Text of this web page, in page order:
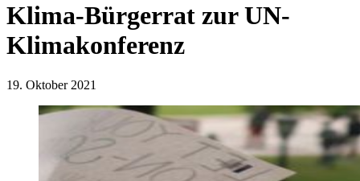
Klima-Bürgerrat zur UN-
Klimakonferenz
19. Oktober 2021